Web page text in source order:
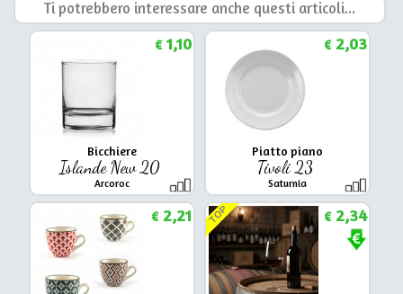
Ti potrebbero interessare anche questi articoli...
Bicchiere
Islande New 20
Arcoroc
€1,10
Piatto piano
Tivoli 23
Saturnia
€2,03
€2,21 TOP €2,34